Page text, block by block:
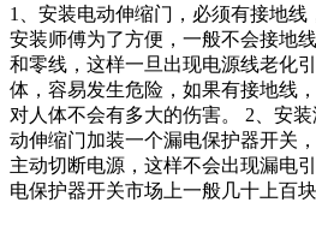
1、安装电动伸缩门，必须有接地
安装师傅为了方便，一般不会接地
和零线，这样一旦出现电源线老化
体，容易发生危险，如果有接地线
对人体不会有多大的伤害。 2、安
动伸缩门加装一个漏电保护器开关
主动切断电源，这样不会出现漏电
电保护器开关市场上一般几十上百